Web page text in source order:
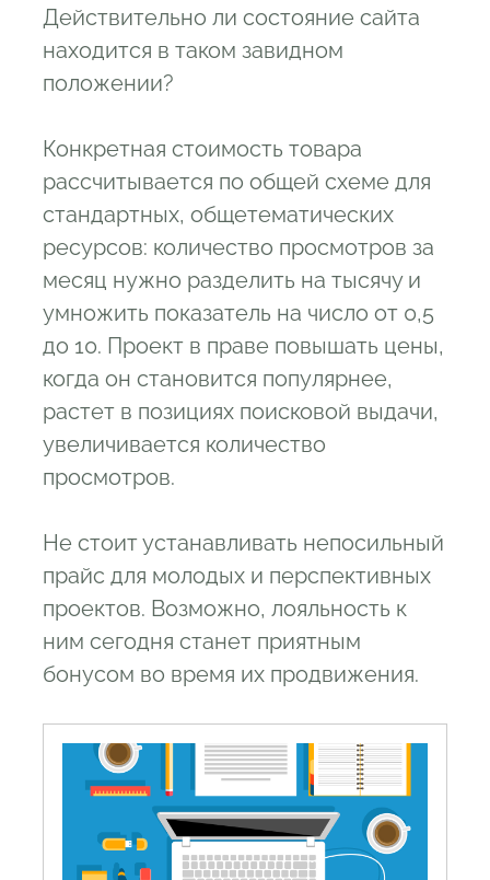
Действительно ли состояние сайта
находится в таком завидном
положении?
Конкретная стоимость товара
рассчитывается по общей схеме для
стандартных, общетематических
ресурсов: количество просмотров за
месяц нужно разделить на тысячу и
умножить показатель на число от 0,5
до 10. Проект в праве повышать цены,
когда он становится популярнее,
растет в позициях поисковой выдачи,
увеличивается количество
просмотров.
Не стоит устанавливать непосильный
прайс для молодых и перспективных
проектов. Возможно, лояльность к
ним сегодня станет приятным
бонусом во время их продвижения.